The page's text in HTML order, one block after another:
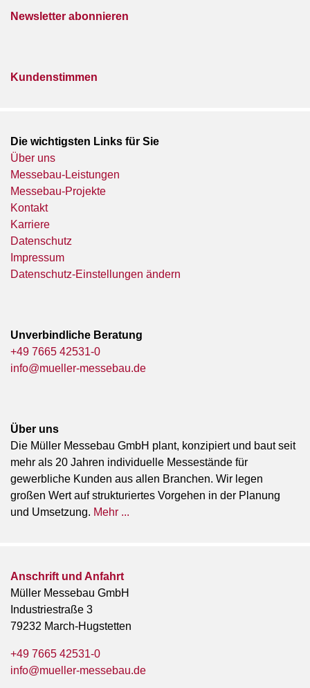
Newsletter abonnieren
Kundenstimmen
Die wichtigsten Links für Sie
Über uns
Messebau-Leistungen
Messebau-Projekte
Kontakt
Karriere
Datenschutz
Impressum
Datenschutz-Einstellungen ändern
Unverbindliche Beratung
+49 7665 42531-0
info@mueller-messebau.de
Über uns
Die Müller Messebau GmbH plant, konzipiert und baut seit
mehr als 20 Jahren individuelle Messestände für
gewerbliche Kunden aus allen Branchen. Wir legen
großen Wert auf strukturiertes Vorgehen in der Planung
und Umsetzung. Mehr ...
Anschrift und Anfahrt
Müller Messebau GmbH
Industriestraße 3
79232 March-Hugstetten
+49 7665 42531-0
info@mueller-messebau.de